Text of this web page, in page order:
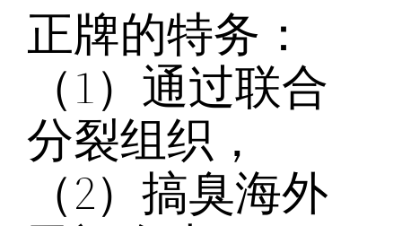
正牌的特务：
（1）通过联合
分裂组织，
（2）搞臭海外